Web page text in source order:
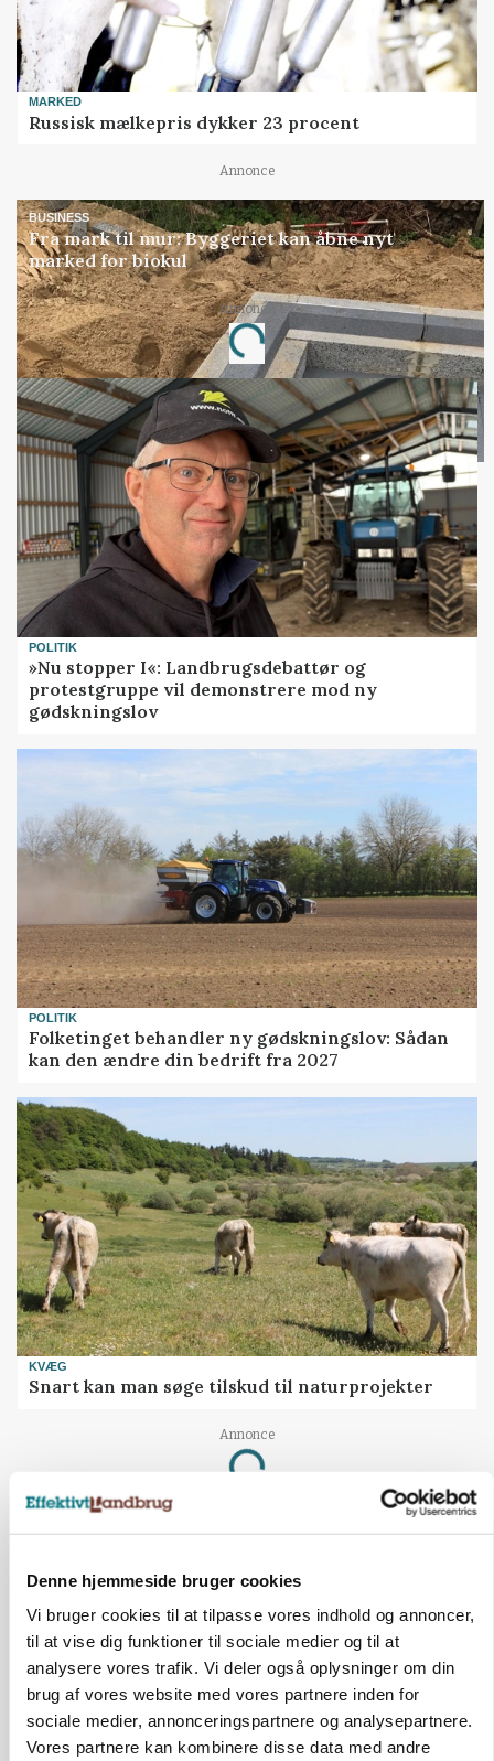
Denne hjemmeside bruger cookies
Vi bruger cookies til at tilpasse vores indhold og annoncer,
til at vise dig funktioner til sociale medier og til at
analysere vores trafik. Vi deler også oplysninger om din
brug af vores website med vores partnere inden for
sociale medier, annonceringspartnere og analysepartnere.
Vores partnere kan kombinere disse data med andre
MARKED
Russisk mælkepris dykker 23 procent
Annonce
BUSINESS
Fra mark til mur: Byggeriet kan åbne nyt
marked for biokul
Annonce
Loading...
POLITIK
»Nu stopper I«: Landbrugsdebattør og
protestgruppe vil demonstrere mod ny
gødskningslov
POLITIK
Folketinget behandler ny gødskningslov: Sådan
kan den ændre din bedrift fra 2027
KVÆG
Snart kan man søge tilskud til naturprojekter
Annonce
Loading...
Før såmaskinen kører: Her er efterårets største
Annonce
Loading...